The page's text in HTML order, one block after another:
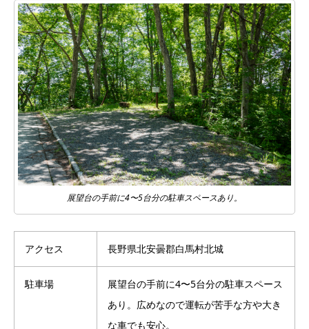
展望台の手前に4〜5台分の駐車スペースあり。
アクセス 長野県北安曇郡白馬村北城
駐車場
展望台の手前に4〜5台分の駐車スペース
あり。広めなので運転が苦手な方や大き
な車でも安心。